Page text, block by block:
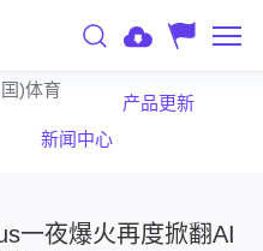
)体育
产品更新
新闻中心
一夜爆火再度掀翻AI